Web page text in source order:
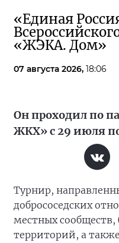
«Единая
«ЖЭКА. Дом»
07 августа 2026, 18:06
Он проходил по
ЖКХ» с 29 июля по
Турнир,
добрососедских
местных сообществ,
территорий, а